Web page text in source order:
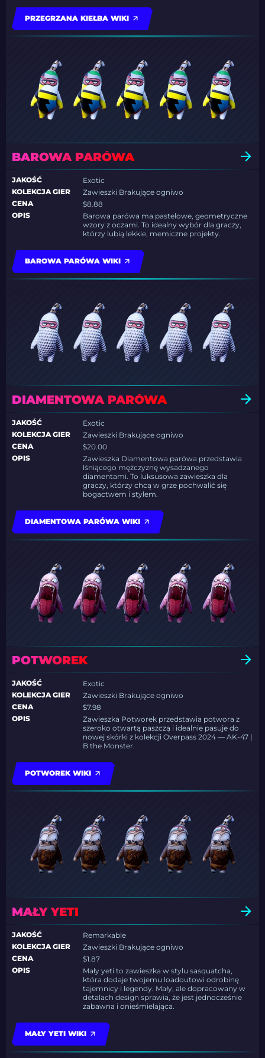
PRZEGRZANA KIEŁBA WIKI
BAROWA PARÓWA
JAKOŚĆ
Exotic
KOLEKCJA GIER
Zawieszki Brakujące ogniwo
CENA
$8.88
OPIS
Barowa parówa ma pastelowe, geometryczne
wzory z oczami. To idealny wybór dla graczy,
którzy lubią lekkie, memiczne projekty.
BAROWA PARÓWA WIKI
DIAMENTOWA PARÓWA
JAKOŚĆ
Exotic
KOLEKCJA GIER
Zawieszki Brakujące ogniwo
CENA
$20.00
OPIS
Zawieszka Diamentowa parówa przedstawia
lśniącego mężczyznę wysadzanego
diamentami. To luksusowa zawieszka dla
graczy, którzy chcą w grze pochwalić się
bogactwem i stylem.
DIAMENTOWA PARÓWA WIKI
POTWOREK
JAKOŚĆ
Exotic
KOLEKCJA GIER
Zawieszki Brakujące ogniwo
CENA
$7.98
OPIS
Zawieszka Potworek przedstawia potwora z
szeroko otwartą paszczą i idealnie pasuje do
nowej skórki z kolekcji Overpass 2024 — AK-47 |
B the Monster.
POTWOREK WIKI
MAŁY YETI
JAKOŚĆ
Remarkable
KOLEKCJA GIER
Zawieszki Brakujące ogniwo
CENA
$1.87
OPIS
Mały yeti to zawieszka w stylu sasquatcha,
która dodaje twojemu loadoutowi odrobinę
tajemnicy i legendy. Mały, ale dopracowany w
detalach design sprawia, że jest jednocześnie
zabawna i onieśmielająca.
MAŁY YETI WIKI